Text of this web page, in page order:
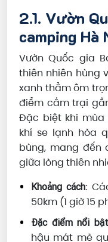
2.1. Vườn
camping Hà
Vườn Quốc gia
thiên nhiên hùng
xanh thẳm ôm
điểm cắm trại
Đặc biệt khi mùa
khí se lạnh hòa
bùng, mang
giữa lòng thiên
Khoảng cách:
50km (1 giờ 15
Đặc điểm nổi bật
hậu mát mẻ